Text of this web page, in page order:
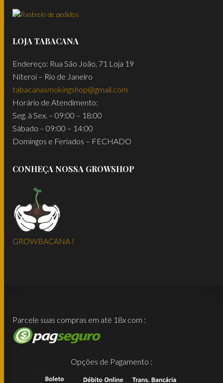
LOJA TABACANA
Endereço: Rua São João, 71 Loja 19
Niteroi – Rio de Janeiro
tabacanasmokingshop@gmail.com
Horário de Atendimento:
Seg. à Sex. – 09:00 – 18:00
Sábado – 09:00 – 14:00
Domingos e Feriados – FECHADO
CONHEÇA NOSSA GROWSHOP
GROWBACANA !
Parcele suas compras em até 18x com :
Opções de Pagamento :